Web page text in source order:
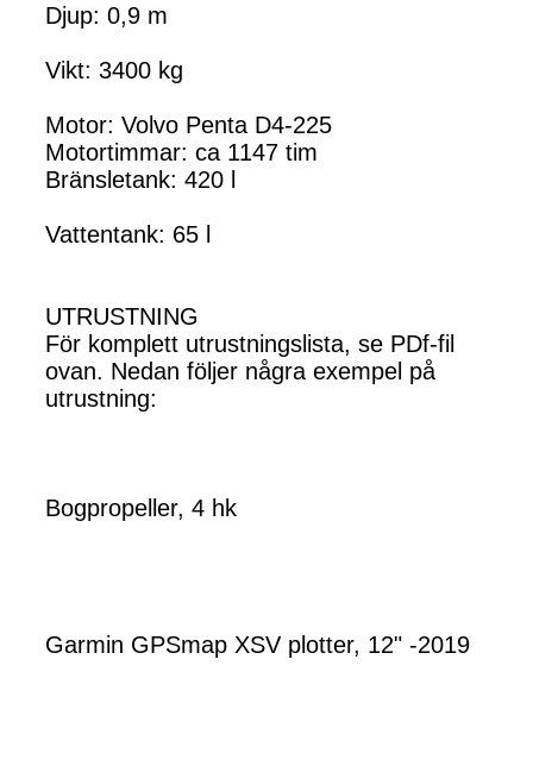
Djup: 0,9 m
Vikt: 3400 kg
Motor: Volvo Penta D4-225
Motortimmar: ca 1147 tim
Bränsletank: 420 l
Vattentank: 65 l
UTRUSTNING
För komplett utrustningslista, se PDf-fil
ovan. Nedan följer några exempel på
utrustning:
Bogpropeller, 4 hk
Garmin GPSmap XSV plotter, 12" -2019